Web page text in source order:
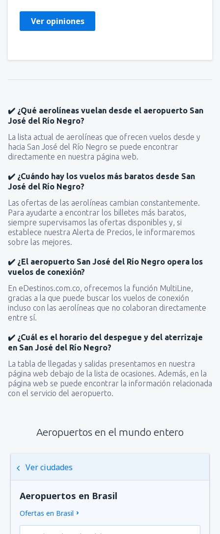
Ver opiniones
✔️ ¿Qué aerolíneas vuelan desde el aeropuerto San
José del Río Negro?
La lista actual de aerolíneas que ofrecen vuelos desde y
hacia San José del Río Negro se puede encontrar
directamente en nuestra página web.
✔️ ¿Cuándo hay los vuelos más baratos desde San
José del Río Negro?
Las ofertas de las aerolíneas cambian constantemente.
Para ayudarte a encontrar los billetes más baratos,
siempre supervisamos las ofertas disponibles y, si
establece nuestra Alerta de Precios, le informaremos
sobre las mejores.
✔️ ¿El aeropuerto San José del Río Negro opera los
vuelos de conexión?
En eDestinos.com.co, ofrecemos la función MultiLine,
gracias a la que puede buscar los vuelos de conexión
incluso con las aerolíneas que no colaboran directamente
entre sí.
✔️ ¿Cuál es el horario del despegue y del aterrizaje
en San José del Río Negro?
La tabla de llegadas y salidas presentamos en nuestra
página web debajo de la lista de ocasiones. Además, en la
página web se puede encontrar la información relacionada
con el servicio del aeropuerto.
Aeropuertos en el mundo entero
Ver ciudades
Aeropuertos en Brasil
Ofertas en Brasil